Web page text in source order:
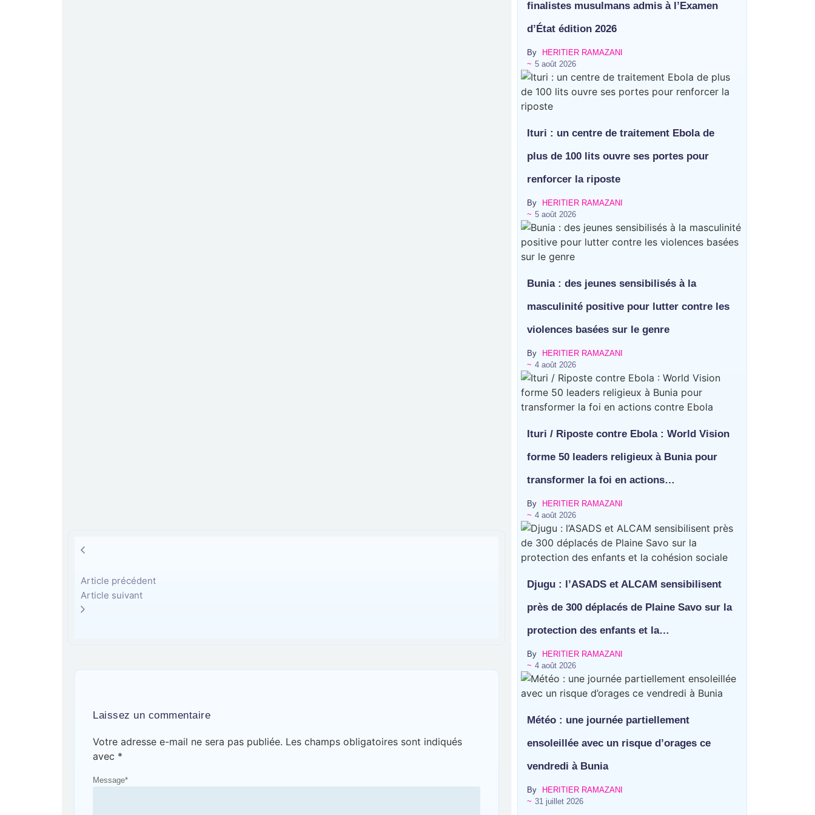
Article précédent
Article suivant
Laissez un commentaire
Votre adresse e-mail ne sera pas publiée. Les champs obligatoires sont indiqués
avec *
Message*
finalistes musulmans admis à l’Examen
d’État édition 2026
By
HERITIER RAMAZANI
~ 5 août 2026
Ituri : un centre de traitement Ebola de
plus de 100 lits ouvre ses portes pour
renforcer la riposte
By
HERITIER RAMAZANI
~ 5 août 2026
Bunia : des jeunes sensibilisés à la
masculinité positive pour lutter contre les
violences basées sur le genre
By
HERITIER RAMAZANI
~ 4 août 2026
Ituri / Riposte contre Ebola : World Vision
forme 50 leaders religieux à Bunia pour
transformer la foi en actions…
By
HERITIER RAMAZANI
~ 4 août 2026
Djugu : l’ASADS et ALCAM sensibilisent
près de 300 déplacés de Plaine Savo sur la
protection des enfants et la…
By
HERITIER RAMAZANI
~ 4 août 2026
Météo : une journée partiellement
ensoleillée avec un risque d’orages ce
vendredi à Bunia
By
HERITIER RAMAZANI
~ 31 juillet 2026